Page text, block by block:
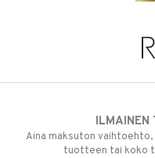
ILMAINEN
Aina maksuton
tuotteen tai koko